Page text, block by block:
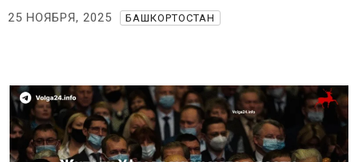
25 НОЯБРЯ, 2025 БАШКОРТОСТАН